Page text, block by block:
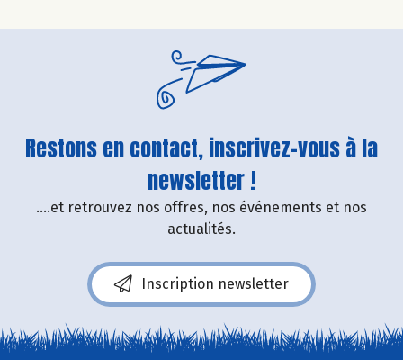
Restons en contact, inscrivez-vous à la
newsletter !
....et retrouvez nos offres, nos événements et nos
actualités.
Inscription newsletter